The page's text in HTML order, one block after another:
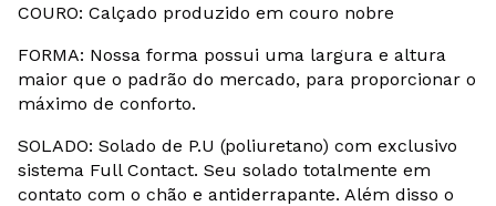
COURO: Calçado produzido em couro nobre
FORMA: Nossa forma possui uma largura e altura
maior que o padrão do mercado, para proporcionar o
máximo de conforto.
SOLADO: Solado de P.U (poliuretano) com exclusivo
sistema Full Contact. Seu solado totalmente em
contato com o chão e antiderrapante. Além disso o